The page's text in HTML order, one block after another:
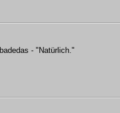
badedas - "Natürlich."